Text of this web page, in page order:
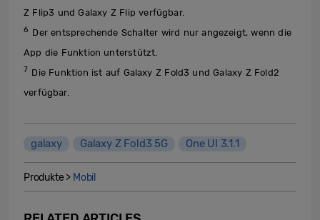
Z Flip3 und Galaxy Z Flip verfügbar.
6 Der entsprechende Schalter wird nur angezeigt, wenn die
App die Funktion unterstützt.
7 Die Funktion ist auf Galaxy Z Fold3 und Galaxy Z Fold2
verfügbar.
galaxy Galaxy Z Fold3 5G One UI 3.1.1
Produkte > Mobil